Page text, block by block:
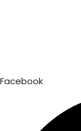
Facebook